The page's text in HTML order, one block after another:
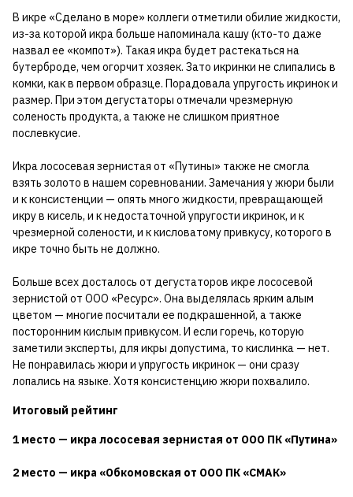
В икре «Сделано в море» коллеги отметили обилие жидкости,
из-за которой икра больше напоминала кашу (кто-то даже
назвал ее «компот»). Такая икра будет растекаться на
бутерброде, чем огорчит хозяек. Зато икринки не слипались в
комки, как в первом образце. Порадовала упругость икринок и
размер. При этом дегустаторы отмечали чрезмерную
соленость продукта, а также не слишком приятное
послевкусие.
Икра лососевая зернистая от «Путины» также не смогла
взять золото в нашем соревновании. Замечания у жюри были
и к консистенции — опять много жидкости, превращающей
икру в кисель, и к недостаточной упругости икринок, и к
чрезмерной солености, и к кисловатому привкусу, которого в
икре точно быть не должно.
Больше всех досталось от дегустаторов икре лососевой
зернистой от ООО «Ресурс». Она выделялась ярким алым
цветом — многие посчитали ее подкрашенной, а также
посторонним кислым привкусом. И если горечь, которую
заметили эксперты, для икры допустима, то кислинка — нет.
Не понравилась жюри и упругость икринок — они сразу
лопались на языке. Хотя консистенцию жюри похвалило.
Итоговый рейтинг
1 место — икра лососевая зернистая от ООО ПК «Путина»
2 место — икра «Обкомовская от ООО ПК «СМАК»